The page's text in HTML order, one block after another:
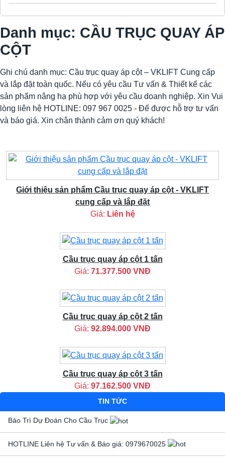
Danh mục: CẦU TRỤC QUAY ÁP
CỘT
Ghi chú danh mục: Cầu trục quay áp cột – VKLIFT Cung cấp
và lắp đặt toàn quốc. Nếu có yêu cầu Tư vấn & Thiết kế các
sản phẩm nâng hạ phù hợp với yêu cầu doanh nghiệp. Xin Vui
lòng liên hệ HOTLINE: 097 967 0025 - Để được hỗ trợ tư vấn
và báo giá. Xin chân thành cảm ơn quý khách!
Giới thiệu sản phẩm Cầu trục quay áp cột - VKLIFT
cung cấp và lắp đặt
Giá: Liên hệ
Cầu trục quay áp cột 1 tấn
Giá: 71.377.500 VNĐ
Cầu trục quay áp cột 2 tấn
Giá: 92.894.000 VNĐ
Cầu trục quay áp cột 3 tấn
Giá: 97.162.500 VNĐ
TIN TỨC
Bảo Trì Dự Đoán Cho Cầu Trục
HOTLINE Liên hệ Tư vấn & Báo giá: 0979670025